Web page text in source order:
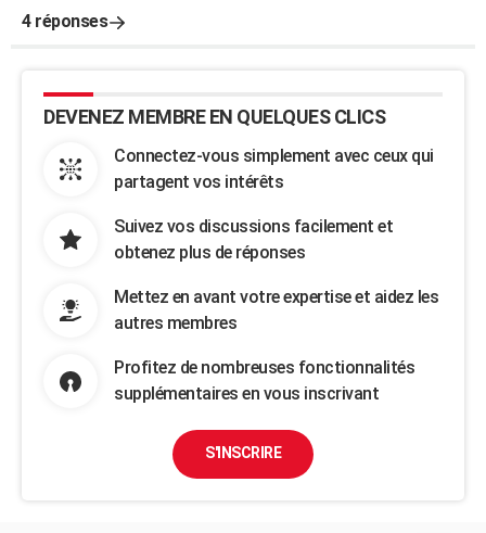
4 réponses
DEVENEZ MEMBRE EN QUELQUES CLICS
Connectez-vous simplement avec ceux qui
partagent vos intérêts
Suivez vos discussions facilement et
obtenez plus de réponses
Mettez en avant votre expertise et aidez les
autres membres
Profitez de nombreuses fonctionnalités
supplémentaires en vous inscrivant
S'INSCRIRE